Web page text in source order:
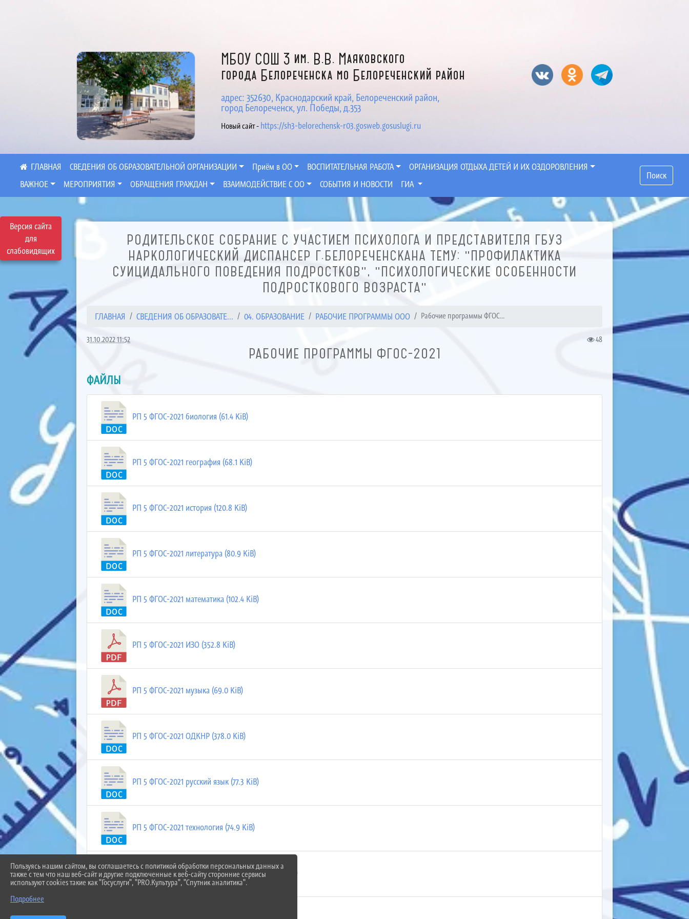
Версия сайта
для
слабовидящих
МБОУ СОШ 3 им. В.В. Маяковского
города Белореченска мо Белореченский район
адрес: 352630, Краснодарский край, Белореченский район,
город Белореченск, ул. Победы, д.353
Новый сайт - https://sh3-belorechensk-r03.gosweb.gosuslugi.ru
СВЕДЕНИЯ ОБ ОБРАЗОВАТЕЛЬНОЙ ОРГАНИЗАЦИИ Приём в ОО ВОСПИТАТЕЛЬНАЯ РАБОТА
ОРГАНИЗАЦИЯ ОТДЫХА ДЕТЕЙ И ИХ ОЗДОРОВЛЕНИЯ
ВАЖНОЕ
МЕРОПРИЯТИЯ ОБРАЩЕНИЯ ГРАЖДАН ВЗАИМОДЕЙСТВИЕ С ОО СОБЫТИЯ И НОВОСТИ ГИА
Поиск
РОДИТЕЛЬСКОЕ СОБРАНИЕ С УЧАСТИЕМ ПСИХОЛОГА И ПРЕДСТАВИТЕЛЯ ГБУЗ
НАРКОЛОГИЧЕСКИЙ ДИСПАНСЕР Г.БЕЛОРЕЧЕНСКАНА ТЕМУ: "ПРОФИЛАКТИКА
СУИЦИДАЛЬНОГО ПОВЕДЕНИЯ ПОДРОСТКОВ", "ПСИХОЛОГИЧЕСКИЕ ОСОБЕННОСТИ
ПОДРОСТКОВОГО ВОЗРАСТА"
ГЛАВНАЯ СВЕДЕНИЯ ОБ ОБРАЗОВАТЕ... 04. ОБРАЗОВАНИЕ РАБОЧИЕ ПРОГРАММЫ ООО Рабочие программы ФГОС...
31.10.2022 11:52 48
РАБОЧИЕ ПРОГРАММЫ ФГОС-2021
ФАЙЛЫ
РП 5 ФГОС-2021 биология (61.4 KiB)
РП 5 ФГОС-2021 география (68.1 KiB)
РП 5 ФГОС-2021 история (120.8 KiB)
РП 5 ФГОС-2021 литература (80.9 KiB)
РП 5 ФГОС-2021 математика (102.4 KiB)
РП 5 ФГОС-2021 ИЗО (352.8 KiB)
РП 5 ФГОС-2021 музыка (69.0 KiB)
РП 5 ФГОС-2021 ОДКНР (378.0 KiB)
РП 5 ФГОС-2021 русский язык (77.3 KiB)
РП 5 ФГОС-2021 технология (74.9 KiB)
РП 5 ФГОС-2021 экологическая культура (88.8 KiB)
Пользуясь нашим сайтом, вы соглашаетесь с политикой обработки персональных данных а
также с тем что наш веб-сайт и другие подключенные к веб-сайту сторонние сервисы
используют cookies такие как "Госуслуги", "PRO.Культура", "Спутник аналитика".
Подробнее